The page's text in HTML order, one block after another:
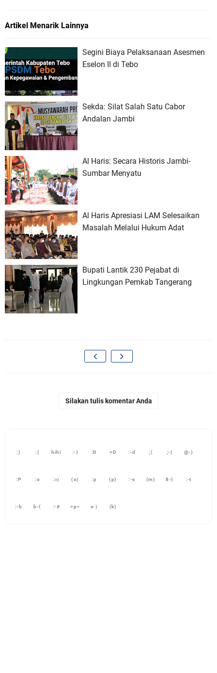
Artikel Menarik Lainnya
Segini Biaya Pelaksanaan Asesmen
Eselon II di Tebo
Sekda: Silat Salah Satu Cabor
Andalan Jambi
Al Haris: Secara Historis Jambi-
Sumbar Menyatu
Al Haris Apresiasi LAM Selesaikan
Masalah Melalui Hukum Adat
Bupati Lantik 230 Pejabat di
Lingkungan Pemkab Tangerang
Silakan tulis komentar Anda
:) :( hihi :-) :D =D :-d ;( ;-( @-)
:P :o :>) (o) :p (p) :-s (m) 8-) :-t
:-b b-( :-# =p~ x-) (k)